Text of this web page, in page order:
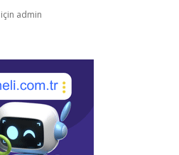
için admin